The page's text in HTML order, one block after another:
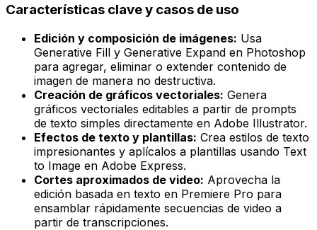
Características clave y casos de uso
Edición y composición de imágenes: Usa
Generative Fill y Generative Expand en Photoshop
para agregar, eliminar o extender contenido de
imagen de manera no destructiva.
Creación de gráficos vectoriales: Genera
gráficos vectoriales editables a partir de prompts
de texto simples directamente en Adobe Illustrator.
Efectos de texto y plantillas: Crea estilos de texto
impresionantes y aplícalos a plantillas usando Text
to Image en Adobe Express.
Cortes aproximados de video: Aprovecha la
edición basada en texto en Premiere Pro para
ensamblar rápidamente secuencias de video a
partir de transcripciones.